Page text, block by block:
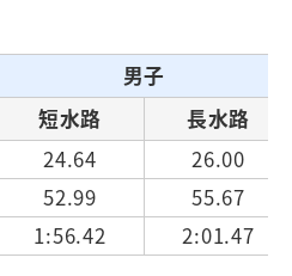
男子
短水路
長水路
24.64
26.00
52.99
55.67
1:56.42 2:01.47